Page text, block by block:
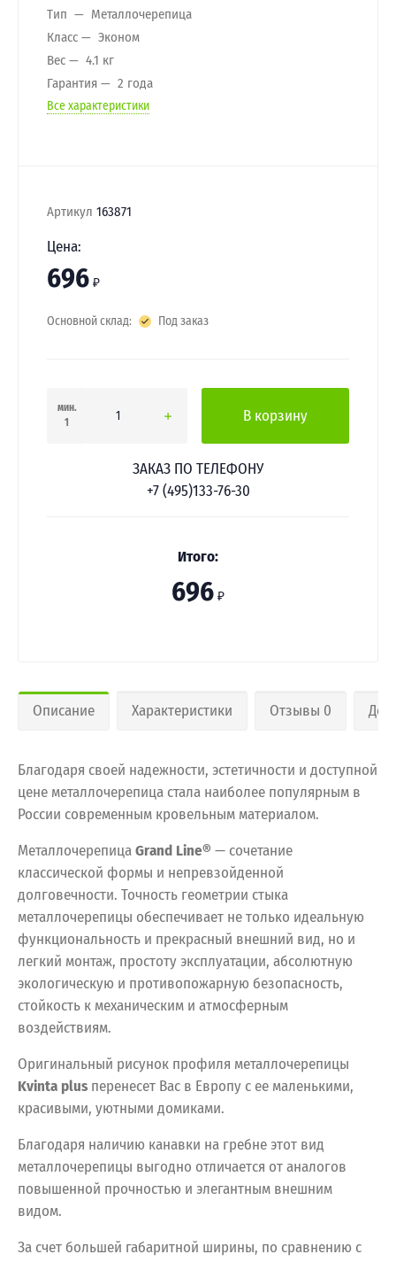
Тип
Металлочерепица
Класс
Эконом
Вес
4.1 кг
Гарантия
2 года
Все характеристики
Артикул 163871
Цена:
696 ₽
Основной склад: Под заказ
мин.
1
В корзину
ЗАКАЗ ПО ТЕЛЕФОНУ
+7 (495)133-76-30
Итого:
696 ₽
Описание Характеристики Отзывы 0
Благодаря своей надежности, эстетичности и доступной
цене металлочерепица стала наиболее популярным в
России современным кровельным материалом.
МеталлочерепицаGrand Line® — сочетание
классической формы и непревзойденной
долговечности. Точность геометрии стыка
металлочерепицы обеспечивает не только идеальную
функциональность и прекрасный внешний вид, но и
легкий монтаж, простоту эксплуатации, абсолютную
экологическую и противопожарную безопасность,
стойкость к механическим и атмосферным
воздействиям.
Оригинальный рисунок профиля металлочерепицы
Kvinta plus перенесет Вас в Европу с ее маленькими,
красивыми, уютными домиками.
Благодаря наличию канавки на гребне этот вид
металлочерепицы выгодно отличается от аналогов
повышенной прочностью и элегантным внешним
видом.
За счет большей габаритной ширины, по сравнению с